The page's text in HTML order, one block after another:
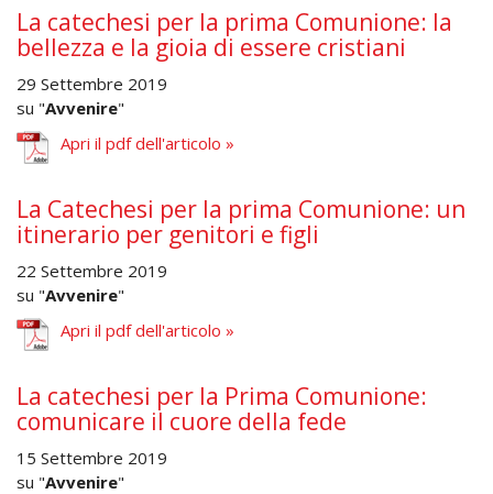
La catechesi per la prima Comunione: la
bellezza e la gioia di essere cristiani
29 Settembre 2019
su "Avvenire"
Apri il pdf dell'articolo »
La Catechesi per la prima Comunione: un
itinerario per genitori e figli
22 Settembre 2019
su "Avvenire"
Apri il pdf dell'articolo »
La catechesi per la Prima Comunione:
comunicare il cuore della fede
15 Settembre 2019
su "Avvenire"